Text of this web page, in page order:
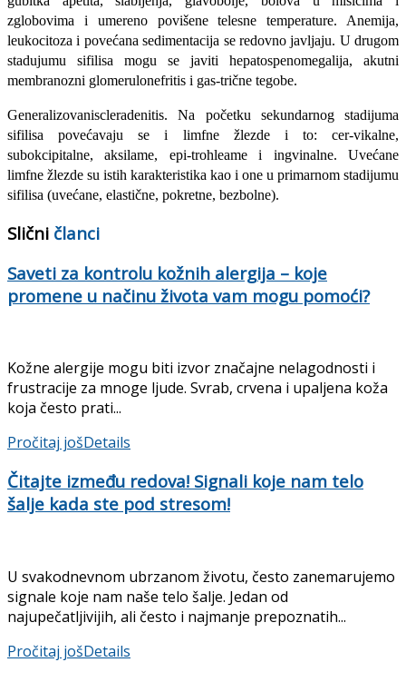
zglobovima i umereno povišene telesne temperature. Anemija,
leukocitoza i po­većana sedimentacija se redovno javlja­ju. U drugom
stadujumu sifilisa mogu se javiti hepatospenomegalija, akutni
membranozni glomerulonefritis i gas-trične tegobe.
Generalizovaniscleradenitis. Na po­četku sekundarnog stadijuma
sifilisa povećavaju se i limfne žlezde i to: cer-vikalne,
subokcipitalne, aksilame, epi-trohleame i ingvinalne. Uvećane
limfne žlezde su istih karakteristika kao i one u primarnom stadijumu
sifilisa (uvećane, elastične, pokretne, bezbolne).
Slični članci
Saveti za kontrolu kožnih alergija – koje
promene u načinu života vam mogu pomoći?
Kožne alergije mogu biti izvor značajne nelagodnosti i
frustracije za mnoge ljude. Svrab, crvena i upaljena koža
koja često prati...
Pročitaj jošDetails
Čitajte između redova! Signali koje nam telo
šalje kada ste pod stresom!
U svakodnevnom ubrzanom životu, često zanemarujemo
signale koje nam naše telo šalje. Jedan od
najupečatljivijih, ali često i najmanje prepoznatih...
Pročitaj jošDetails